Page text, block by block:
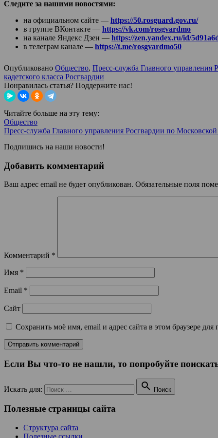
Следите за нашими новостями:
на официальном сайте — https://50.rosguard.gov.ru/
в группе ВКонтакте — https://vk.com/rosgvardmo
на канале Яндекс Дзен — https://zen.yandex.ru/id/
в телеграм канале — https://t.me/rosgvardmo50
Опубликовано Общество, Пресс-служба Главного управления
кадетского класса Росгвардии
Понравилась статья? Поддержите нас!
Читайте больше на эту тему:
Общество
Пресс-служба Главного управления Росгвардии по
Подпишись на наши новости!
Добавить комментарий
Ваш адрес email не будет опубликован. Обязательные поля
Комментарий *
Имя *
Email *
Сайт
Сохранить моё имя, email и адрес сайта в этом браузере
Если Вы что-то не нашли, то попробуйте
Искать для:  Поиск
Полезные страницы сайта
Структура сайта